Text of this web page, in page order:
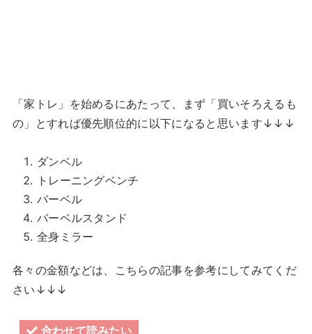
「家トレ」を始めるにあたって、まず「買いそろえるも
の」とすれば優先順位的に以下になると思います↓↓↓
ダンベル
トレーニングベンチ
バーベル
バーベルスタンド
全身ミラー
各々の金額などは、こちらの記事を参考にしてみてくだ
さい↓↓↓
合わせて読みたい